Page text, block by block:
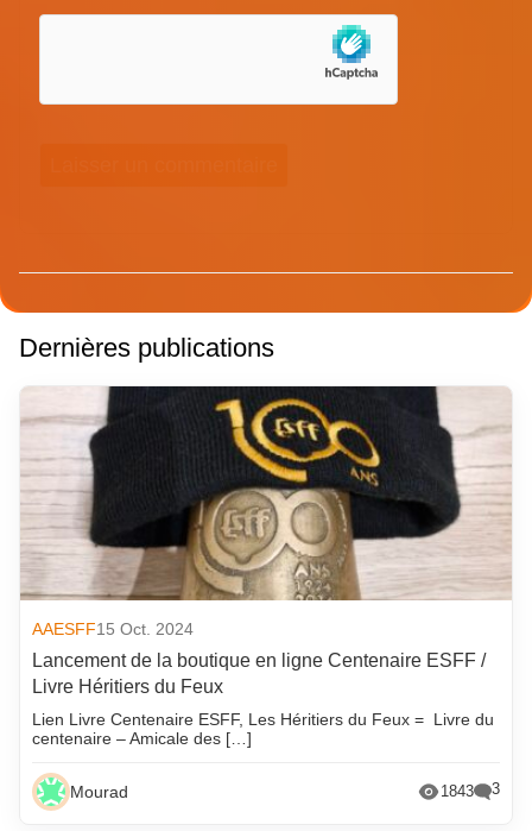
Dernières publications
AAESFF15 Oct. 2024
Lancement de la boutique en ligne Centenaire ESFF /
Livre Héritiers du Feux
Lien Livre Centenaire ESFF, Les Héritiers du Feux = Livre du
centenaire – Amicale des […]
Mourad 1843 3